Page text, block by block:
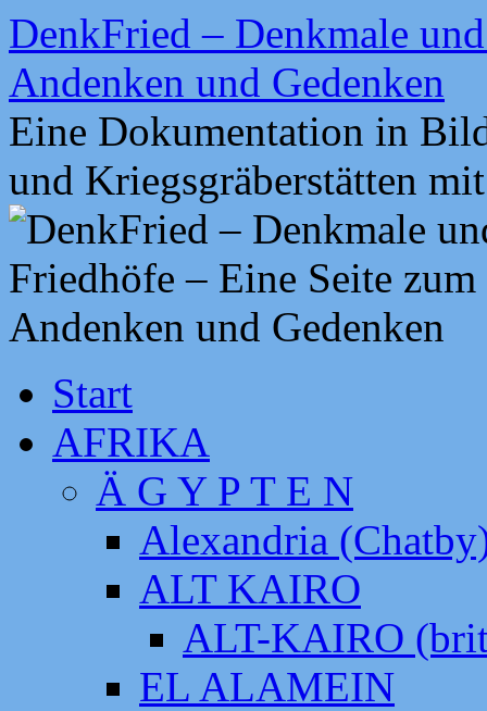
Zum
Inhalt
springen
DenkFried – Denkmale
Andenken und Gedenken
Eine Dokumentation in
und Kriegsgräberstätten
Start
AFRIKA
Ä G Y P T E N
Alexandria
ALT KAIRO
ALT-KAIRO
EL ALAMEIN